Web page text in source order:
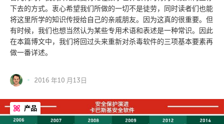
下去的方式。衷心希望我们所做的一切不是徒劳，同时读者们也能
将这里所学的知识传授给自己的亲戚朋友。因为这真的很重要。但
有时候，我们也想当然认为某些专用术语和表述是一种常识。因此
在本篇博文中，我们将回过头来重新对杀毒软件的三项基本要素再
做一番详述。
2016 年10 月13日
产品